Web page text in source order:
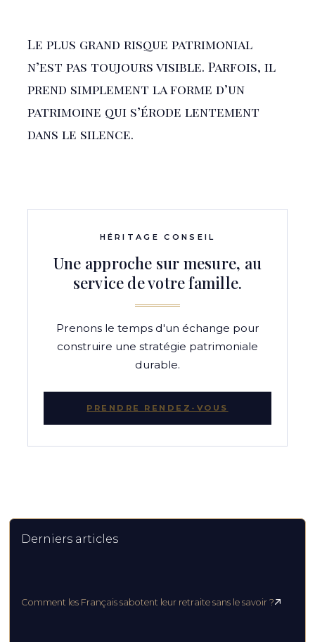
Le plus grand risque patrimonial
n’est pas toujours visible. Parfois, il
prend simplement la forme d’un
patrimoine qui s’érode lentement
dans le silence.
HÉRITAGE CONSEIL
Une approche sur mesure, au
service de votre famille.
Prenons le temps d'un échange pour
construire une stratégie patrimoniale
durable.
PRENDRE RENDEZ-VOUS
Derniers articles
Comment les Français sabotent leur retraite sans le savoir ?